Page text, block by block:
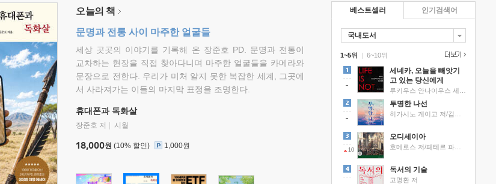
오늘의 책
문명과 전통 사이 마주한 얼굴들
세상 곳곳의 이야기를 기록해 온 장준호 PD. 문명과 전통이
교차하는 현장을 직접 찾아다니며 마주한 얼굴들을 카메라와
문장으로 전한다. 우리가 미처 알지 못한 복잡한 세계, 그곳에
서 사라져가는 이들의 마지막 표정을 조명한다.
휴대폰과 독화살
장준호 저 시월
18,000원 (10% 할인) 1,000원
베스트셀러
국내도서
1~5위 |
세네카, 오늘을 빼앗기
고 있는 당신에게
투명한 나선
10
오디세이아
독서의 기술
고명환 저
6~10위
인기검색어